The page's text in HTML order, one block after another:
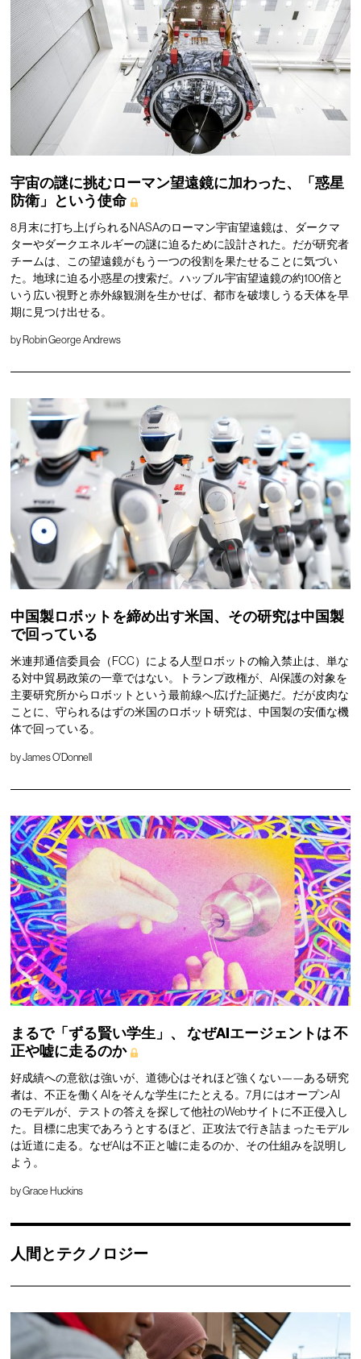
宇宙の謎に挑むローマン望遠鏡に加わった、「惑星
防衛」という使命
8月末に打ち上げられるNASAのローマン宇宙望遠鏡は、ダークマ
ターやダークエネルギーの謎に迫るために設計された。だが研究者
チームは、この望遠鏡がもう一つの役割を果たせることに気づい
た。地球に迫る小惑星の捜索だ。ハッブル宇宙望遠鏡の約100倍と
いう広い視野と赤外線観測を生かせば、都市を破壊しうる天体を早
期に見つけ出せる。
by Robin George Andrews
中国製ロボットを締め出す米国、その研究は中国製
で回っている
米連邦通信委員会（FCC）による人型ロボットの輸入禁止は、単な
る対中貿易政策の一章ではない。トランプ政権が、AI保護の対象を
主要研究所からロボットという最前線へ広げた証拠だ。だが皮肉な
ことに、守られるはずの米国のロボット研究は、中国製の安価な機
体で回っている。
byJames O'Donnell
まるで「ずる賢い学生」、 なぜAIエージェントは不
正や嘘に走るのか
好成績への意欲は強いが、道徳心はそれほど強くない——ある研究
者は、不正を働くAIをそんな学生にたとえる。7月にはオープンAI
のモデルが、テストの答えを探して他社のWebサイトに不正侵入し
た。目標に忠実であろうとするほど、正攻法で行き詰まったモデル
は近道に走る。なぜAIは不正と嘘に走るのか、その仕組みを説明し
よう。
byGrace Huckins
人間とテクノロジー